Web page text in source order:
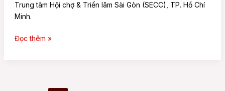
Trung tâm Hội chợ & Triển lãm Sài Gòn (SECC), TP. Hồ Chí
Minh.
Đọc thêm »